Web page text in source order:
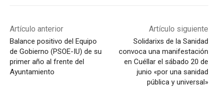
Artículo anterior
Balance positivo del Equipo
de Gobierno (PSOE-IU) de su
primer año al frente del
Ayuntamiento
Artículo siguiente
Solidarixs de la Sanidad
convoca una manifestación
en Cuéllar el sábado 20 de
junio «por una sanidad
pública y universal»